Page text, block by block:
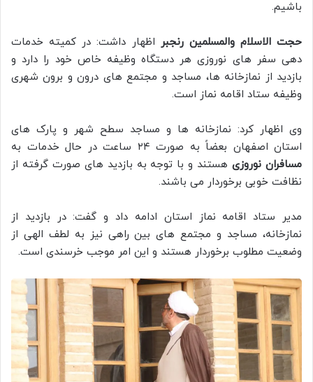
باشیم.
حجت الاسلام والمسلمین رنجبر اظهار داشت: در کمیته خدمات
دهی سفر های نوروزی هر دستگاه وظیفه خاص خود را دارد و
بازدید از نمازخانه ها، مساجد و مجتمع های درون و برون شهری
وظیفه ستاد اقامه نماز است.
وی اظهار کرد: نمازخانه ها و مساجد سطح شهر و پارک های
استان اصفهان بعضاً به صورت ۲۴ ساعت در حال خدمات به
مسافران نوروزی هستند و با توجه به بازدید های صورت گرفته از
نظافت خوبی برخوردار می باشند.
مدیر ستاد اقامه نماز استان ادامه داد و گفت: در بازدید از
نمازخانه، مساجد و مجتمع های بین راهی نیز به لطف الهی از
وضعیت مطلوب برخوردار هستند و این امر موجب خرسندی است.